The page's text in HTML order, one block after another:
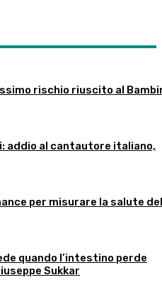
rischio riuscito al
addio al cantautore italiano,
per misurare la salute del
quando l’intestino perde
Sukkar